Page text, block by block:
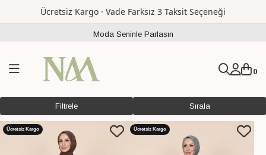
Ücretsiz Kargo · Vade Farksız 3 Taksit Seçeneği
Moda Seninle Parlasın
0
Filtrele Sırala
Ücretsiz Kargo Ücretsiz Kargo